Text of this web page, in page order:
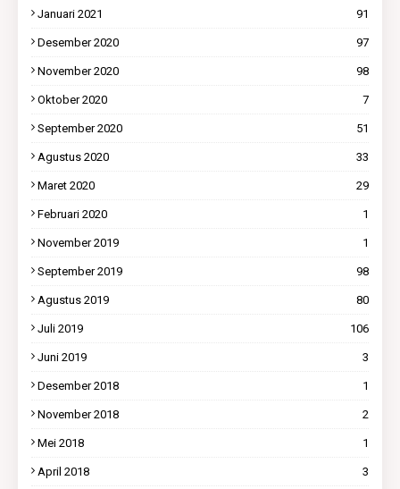
Januari 2021 91
Desember 2020 97
November 2020 98
Oktober 2020 7
September 2020 51
Agustus 2020 33
Maret 2020 29
Februari 2020 1
November 2019 1
September 2019 98
Agustus 2019 80
Juli 2019 106
Juni 2019 3
Desember 2018 1
November 2018 2
Mei 2018 1
April 2018 3